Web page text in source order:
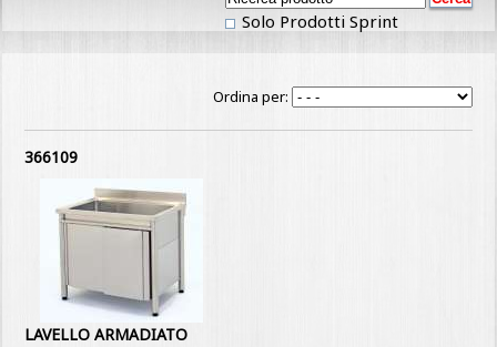
Solo Prodotti Sprint
Ordina per:
366109
LAVELLO ARMADIATO